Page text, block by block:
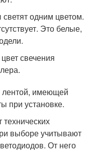
одним цветом.
Это белые,
свечения
лентой, имеющей
при установке.
выборе учитывают
От него